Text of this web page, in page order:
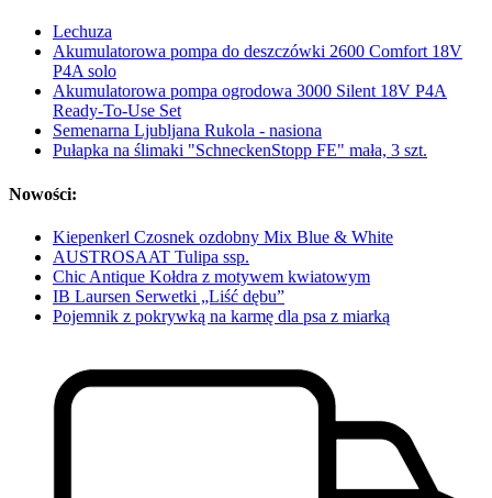
Lechuza
Akumulatorowa pompa do deszczówki 2600 Comfort 18V
P4A solo
Akumulatorowa pompa ogrodowa 3000 Silent 18V P4A
Ready-To-Use Set
Semenarna Ljubljana Rukola - nasiona
Pułapka na ślimaki "SchneckenStopp FE" mała, 3 szt.
Nowości:
Kiepenkerl Czosnek ozdobny Mix Blue & White
AUSTROSAAT Tulipa ssp.
Chic Antique Kołdra z motywem kwiatowym
IB Laursen Serwetki „Liść dębu”
Pojemnik z pokrywką na karmę dla psa z miarką